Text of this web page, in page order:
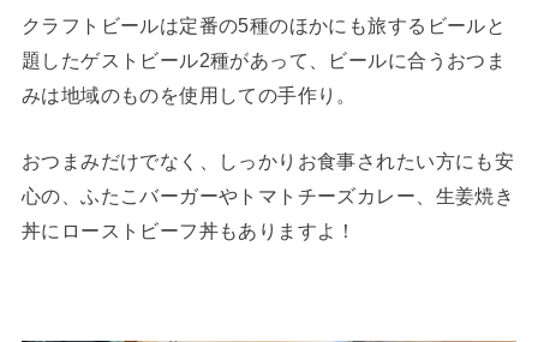
クラフトビールは定番の5種のほかにも旅するビールと
題したゲストビール2種があって、ビールに合うおつま
みは地域のものを使用しての手作り。
おつまみだけでなく、しっかりお食事されたい方にも安
心の、ふたこバーガーやトマトチーズカレー、生姜焼き
丼にローストビーフ丼もありますよ！